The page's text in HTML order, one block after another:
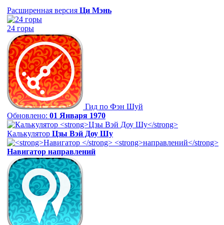
Расширенная версия Ци Мэнь
24 горы
Гид по Фэн Шуй
Обновлено: 01 Января 1970
Калькулятор Цзы Вэй Доу Шу
Навигатор направлений